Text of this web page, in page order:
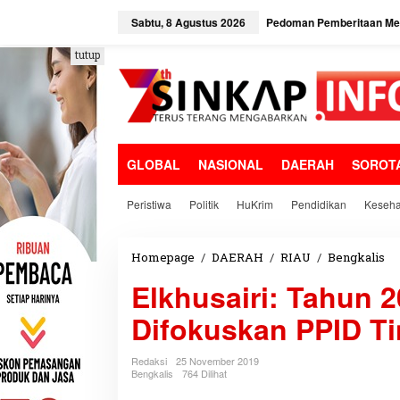
e
k
o
n
t
e
n
Sabtu, 8 Agustus 2026 Pedoman Pemberitaan
GLOBAL NASIONAL DAERAH
Peristiwa Politik HuKrim Pendidikan
tutup
Homepage / DAERAH / RIAU / Bengkalis
k
h
u
s
Elkhusairi: Tahun
Difokuskan PPID
Redaksi
25 November 2019
Bengkalis
764 Dilihat